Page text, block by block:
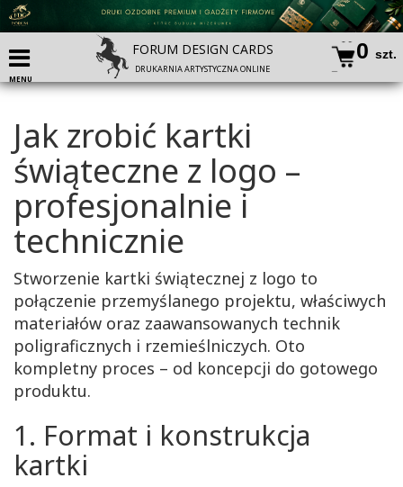
Design
Cards
Kartki
z LOGO
Kartki
wielkanocne
z LOGO
Ekskluzywna
papeteria
firmowa
Produkty
reklamowe
Uszlachetnienia
druków
MENU
FORUM DESIGN CARDS
DRUKARNIA ARTYSTYCZNA ONLINE
0 szt.
Jak zrobić kartki
świąteczne z logo –
profesjonalnie i
technicznie
Stworzenie kartki świątecznej z logo to
połączenie przemyślanego projektu, właściwych
materiałów oraz zaawansowanych technik
poligraficznych i rzemieślniczych. Oto
kompletny proces – od koncepcji do gotowego
produktu.
1. Format i konstrukcja
kartki